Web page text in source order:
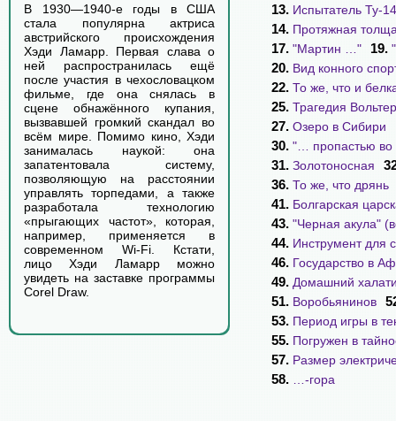
В 1930—1940-е годы в США
стала популярна актриса
австрийского происхождения
Хэди Ламарр. Первая слава о
ней распространилась ещё
после участия в чехословацком
фильме, где она снялась в
сцене обнажённого купания,
вызвавшей громкий скандал во
всём мире. Помимо кино, Хэди
занималась наукой: она
запатентовала систему,
позволяющую на расстоянии
управлять торпедами, а также
разработала технологию
«прыгающих частот», которая,
например, применяется в
современном Wi-Fi. Кстати,
лицо Хэди Ламарр можно
увидеть на заставке программы
Corel Draw.
13. Испытатель Ту-
14. Протяжная
17. "Мартин …" 19.
20. Вид конного
22. То же, что и
25. Трагедия
27. Озеро в Сибири
30. "… пропастью во
31. Золотоносная
36. То же, что дрянь
41. Болгарская
43. "Черная акула"
44. Инструмент для
46. Государство в
49. Домашний
51. Воробьянинов
53. Период игры в
55. Погружен в
57. Размер
58. …-гора